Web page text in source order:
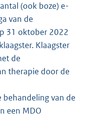
(ook boze) e-
van de
31 oktober 2022
Klaagster
de
therapie door de
van de
een MDO